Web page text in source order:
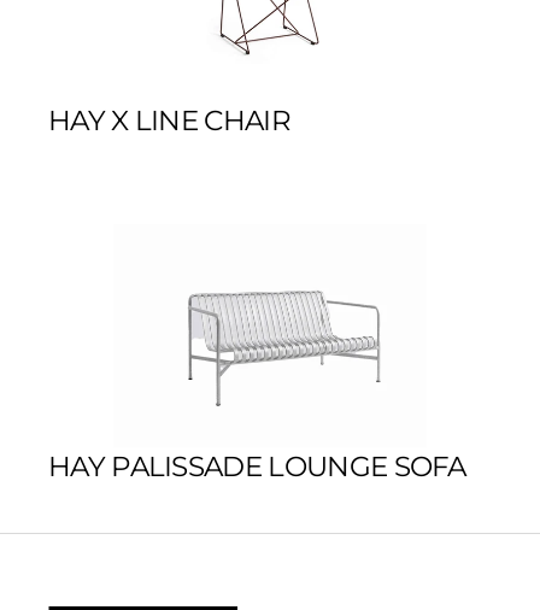
HAY X LINE CHAIR
HAY PALISSADE LOUNGE SOFA